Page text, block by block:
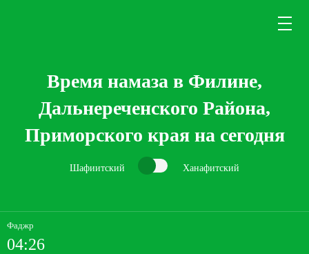
Время намаза в Филине,
Дальнереченского Района,
Приморского края на сегодня
Шафиитский Ханафитский
Фаджр
04:26